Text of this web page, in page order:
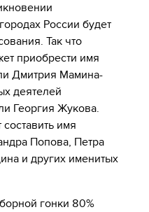
России будет
Так что
приобрести имя
Дмитрия Мамина-
деятелей
Георгия Жукова.
имя
Попова, Петра
и других именитых
гонки 80%